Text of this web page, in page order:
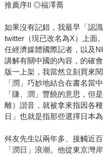
推薦序II ◎福澤喬
如果沒有記錯，我最早「認
twitter（現已改名為X）上面
任經濟媒體國際記者，以及
講解有關中國的內容，的確
版一上架，我當然立刻買來
「潤」巧妙地結合在書名當
「賺、潤」豐饒的意思，但
離）諧音，就被拿來指因各
日」也就是指那些選擇日本
舛友先生以兩年多、接觸近
「潤日」浪潮。他從東京灣